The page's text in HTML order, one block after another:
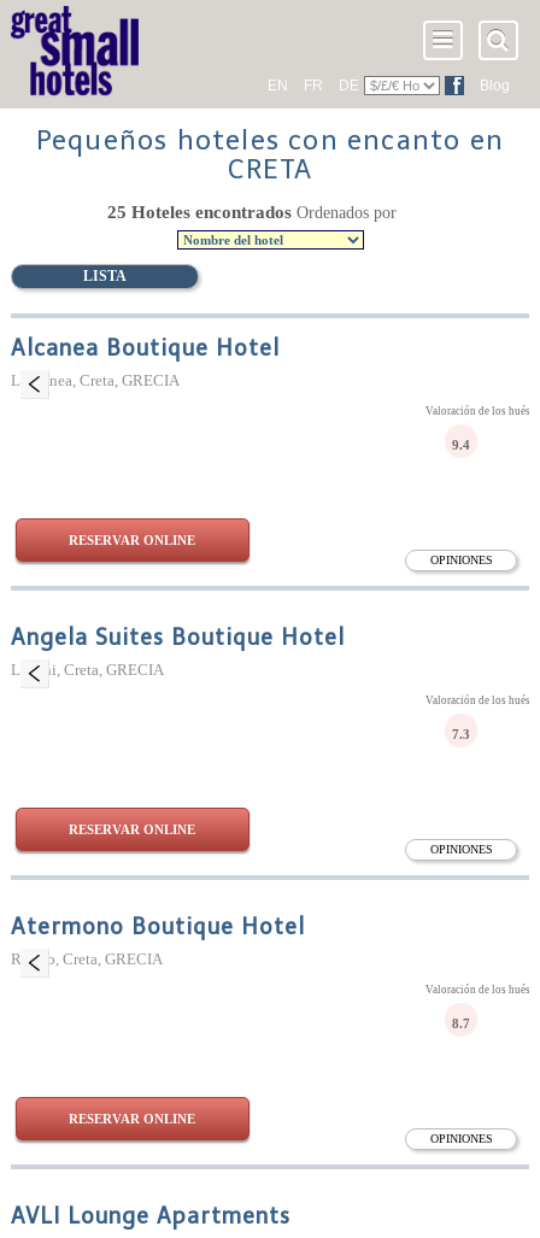
EN FR DE Blog
Pequeños hoteles con encanto en
CRETA
LISTA
25 Hoteles encontrados Ordenados por
Alcanea Boutique Hotel
La Canea, Creta, GRECIA
OPINIONES
Valoración de los
9.4
RESERVAR ONLINE
Angela Suites Boutique Hotel
Lesithi, Creta, GRECIA
OPINIONES
Valoración de los
7.3
RESERVAR ONLINE
Atermono Boutique Hotel
Rétino, Creta, GRECIA
OPINIONES
Valoración de los
8.7
RESERVAR ONLINE
AVLI Lounge Apartments